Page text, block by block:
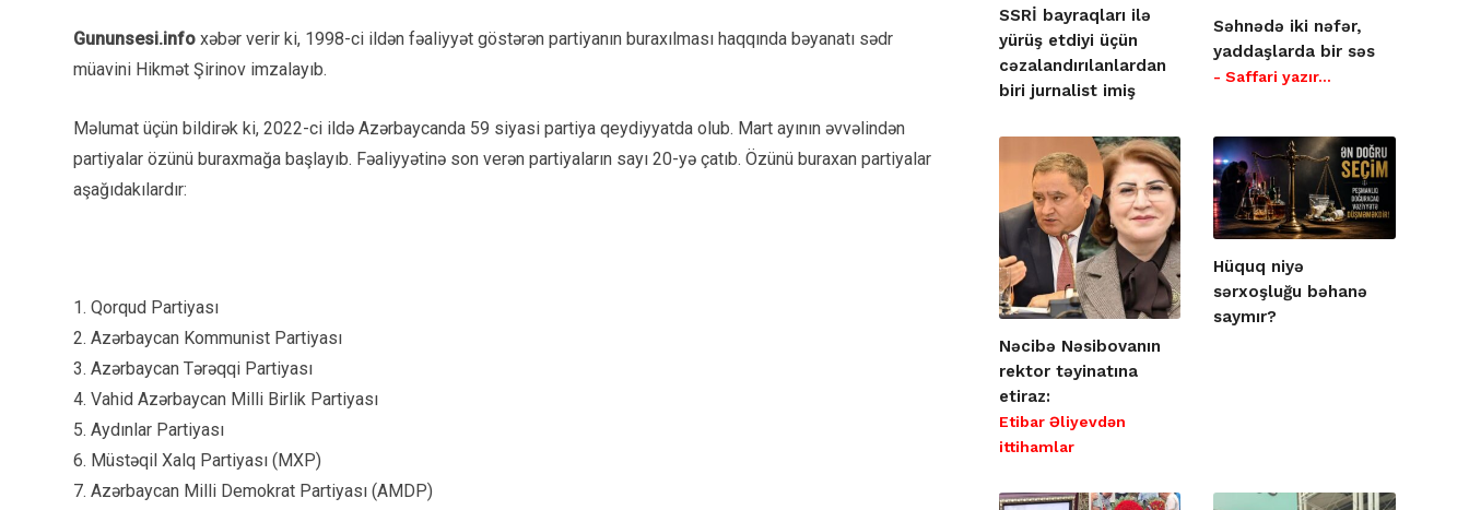
Gununsesi.info xəbər verir ki, 1998-ci ildən fəaliyyət göstərən partiyanın buraxılması haqqında bəyanatı sədr
müavini Hikmət Şirinov imzalayıb.
Məlumat üçün bildirək ki, 2022-ci ildə Azərbaycanda 59 siyasi partiya qeydiyyatda olub. Mart ayının əvvəlindən
partiyalar özünü buraxmağa başlayıb. Fəaliyyətinə son verən partiyaların sayı 20-yə çatıb. Özünü buraxan partiyalar
aşağıdakılardır:
1. Qorqud Partiyası
2. Azərbaycan Kommunist Partiyası
3. Azərbaycan Tərəqqi Partiyası
4. Vahid Azərbaycan Milli Birlik Partiyası
5. Aydınlar Partiyası
6. Müstəqil Xalq Partiyası (MXP)
7. Azərbaycan Milli Demokrat Partiyası (AMDP)
SSRİ bayraqları ilə
yürüş etdiyi üçün
cəzalandırılanlardan
biri jurnalist imiş
Səhnədə iki nəfər,
yaddaşlarda bir səs
- Saffari yazır…
Nəcibə Nəsibovanın
rektor təyinatına
etiraz:
Etibar Əliyevdən
ittihamlar
Hüquq niyə
sərxoşluğu bəhanə
saymır?